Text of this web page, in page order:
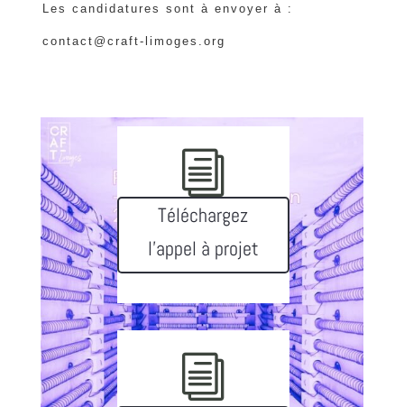
Les candidatures sont à envoyer à :
contact@craft-limoges.org
i
Téléchargez
l'appel à projet
i